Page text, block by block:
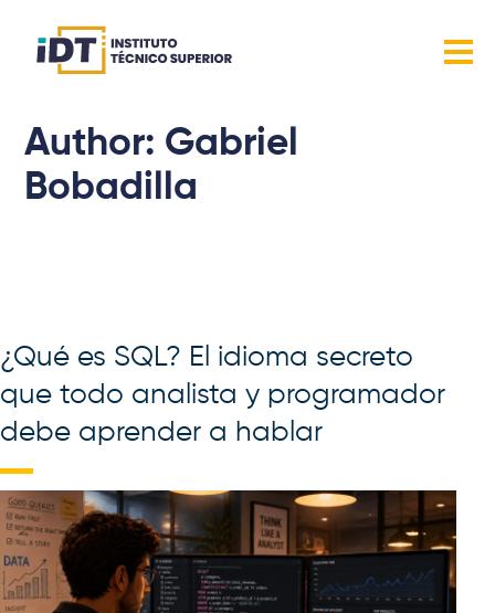
Author: Gabriel
Bobadilla
¿Qué es SQL? El idioma secreto
que todo analista y programador
debe aprender a hablar